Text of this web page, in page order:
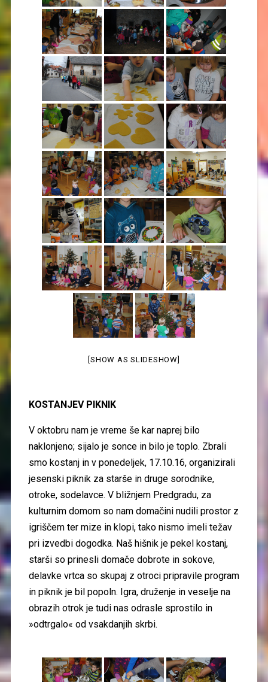
[SHOW AS SLIDESHOW]
KOSTANJEV PIKNIK
V oktobru nam je vreme še kar naprej bilo
naklonjeno; sijalo je sonce in bilo je toplo. Zbrali
smo kostanj in v ponedeljek, 17.10.16, organizirali
jesenski piknik za starše in druge sorodnike,
otroke, sodelavce. V bližnjem Predgradu, za
kulturnim domom so nam domačini nudili prostor z
igriščem ter mize in klopi, tako nismo imeli težav
pri izvedbi dogodka. Naš hišnik je pekel kostanj,
starši so prinesli domače dobrote in sokove,
delavke vrtca so skupaj z otroci pripravile program
in piknik je bil popoln. Igra, druženje in veselje na
obrazih otrok je tudi nas odrasle sprostilo in
»odtrgalo« od vsakdanjih skrbi.